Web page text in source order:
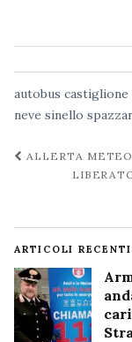
autobus castiglione
neve sinello
Navigazione
ALLERTA
ARTICOLI RECENTI